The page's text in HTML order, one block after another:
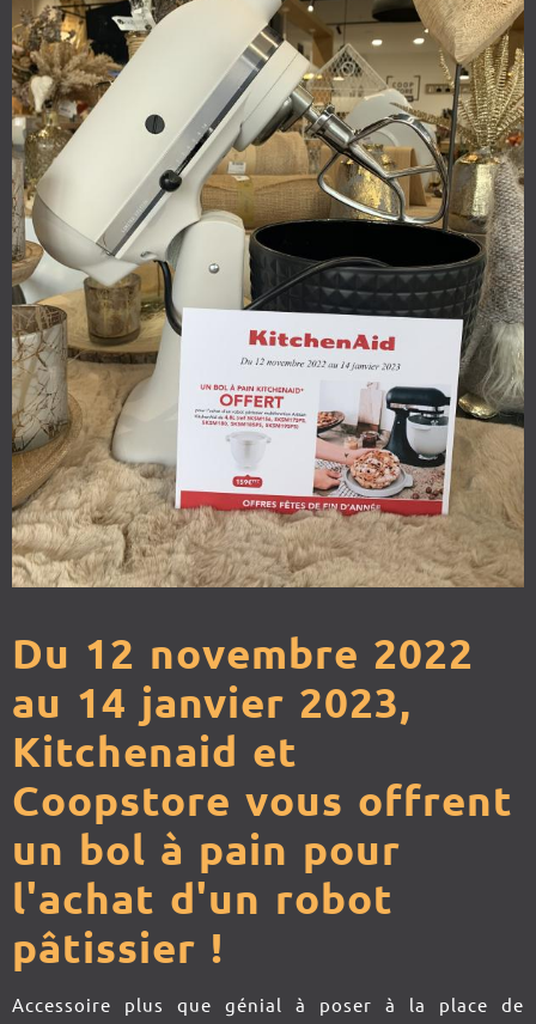
Du 12 novembre 2022
au 14 janvier 2023,
Kitchenaid et
Coopstore vous offrent
un bol à pain pour
l'achat d'un robot
pâtissier !
Accessoire plus que génial à poser à la place de